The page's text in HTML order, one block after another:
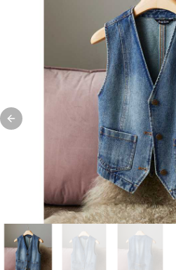
Previous slide